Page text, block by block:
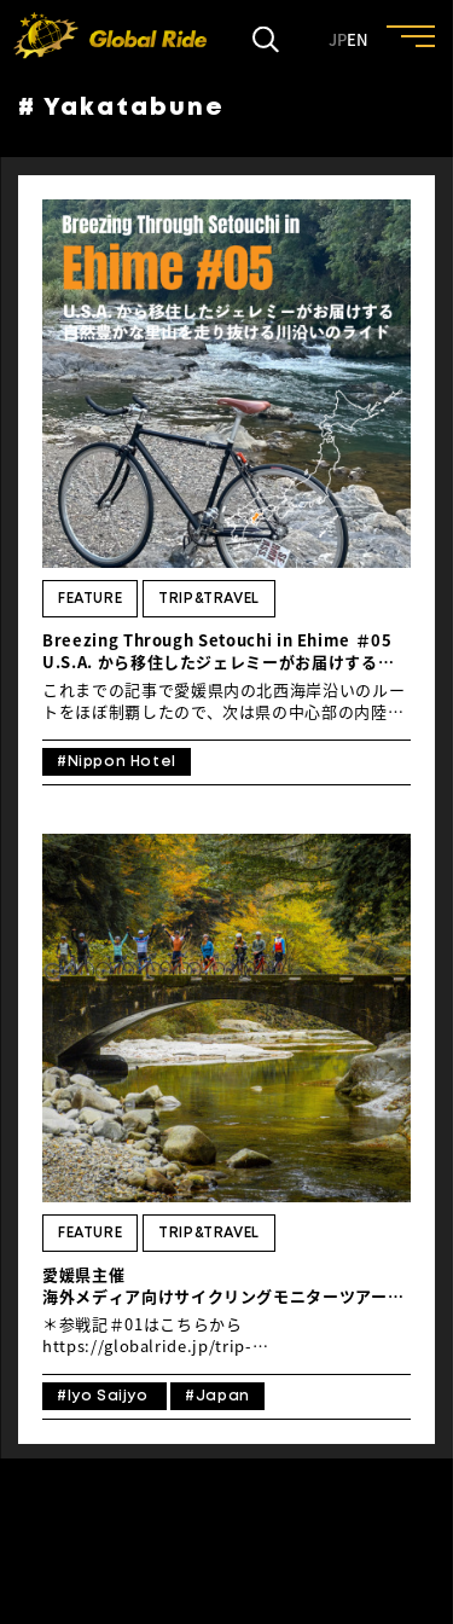
JPEN
FEATURE
EVENT
CULTURE
TRIP&TRAVEL
ENTRY
NEWS
# Yakatabune
FEATURE TRIP&TRAVEL
Breezing Through Setouchi in Ehime ＃05
U.S.A. から移住したジェレミーがお届けする
自然豊かな里山を走り抜ける川沿いのライド
これまでの記事で愛媛県内の北西海岸沿いのルー
トをほぼ制覇したので、次は県の中心部の内陸を
とにしました。走ったのは9月でしたがまだ夏の
暑さが続いていたので、今回は比較的のんびりと
戻るという、ほぼ下り坂のルート。もしもう少し
エクササイズしたかったら、長浜港からスタート
して谷を登る逆ルートに挑戦してみるのも良いと
思います。 目次 1. 鬼子母神からのスタート
2. 川へ降りる 3. 道の駅：清流の里ひじかわ 4.
小さな城下町、大洲のユニークなホテルに宿泊
5. ライドの続きに戻る前に、お舟めぐりと、街を
散策 6. 長浜橋へ向けて出発 1. 鬼子母神からの
スタート 出発地点は、道の駅「日吉夢産地」。駐
車場にある鬼のモニュメントが目印です。可愛い
赤ちゃんの鬼を抱いた母子の鬼でしたが、たぶん
今まで見た中で一番セクシーな鬼でした（笑）。
この不思議なモニュメントの隣にはアイスクリー
ム屋さんと売店があって、電動自転車のレンタル
もできます。 道の駅「日吉夢産地」
https://maps.app.goo.gl/aKhjdDhDMdR4hH5o8
１日目は全長62キロのルートの約3分の2を走っ
て、小さな観光地である大洲の城下町で一泊しま
す。翌日に残りの約20キロを走り切る予定です。
2. 川へ降りる 10キロほど進むと、次の道の駅が
あります。たぶんまだ休憩の必要はないと思うけ
ど、ここには川へ降りられる場所があるので、ぜ
ひ水に足を浸してリフレッシュしてみて。 道の駅
き […]
#Nippon Hotel
FEATURE TRIP&TRAVEL
愛媛県主催
海外メディア向けサイクリングモニターツアー参
戦記 #02
＊参戦記＃01はこちらから
https://globalride.jp/trip-
ITOMACHI IHOTEL0（西条市） 2. 石鎚山の
UFOライン（西条市、久万高原町） 3. 大洲和紙
ITOMACHI HOTEL0（西条市） 旅程3日目の朝、
#Iyo Saijyo #Japan